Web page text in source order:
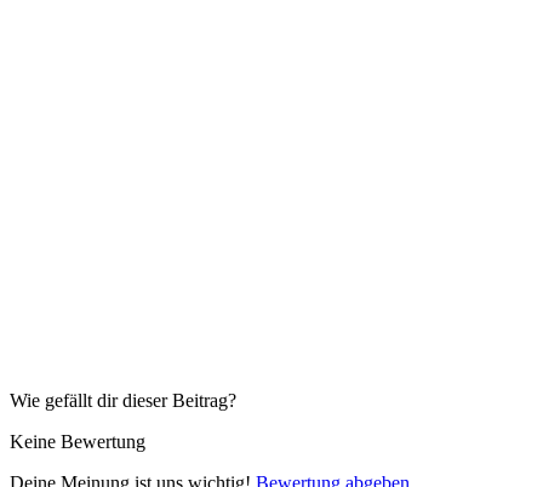
Wie gefällt dir dieser Beitrag?
Keine Bewertung